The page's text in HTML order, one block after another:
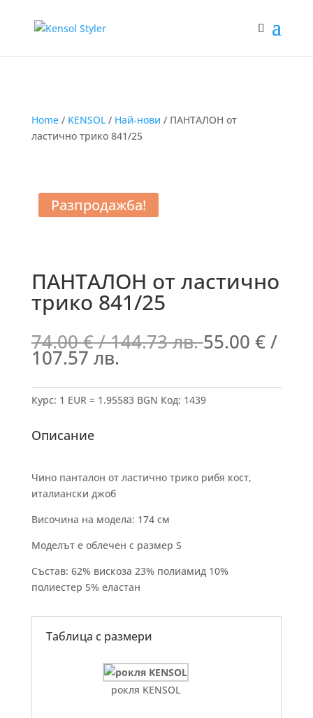
Home/ KENSOL/ Най-нови / ПАНТАЛОН от
ластичнo трико 841/25
Разпродажба!
ПАНТАЛОН от ластичнo
трико 841/25
74.00€/ 144.73 лв.55.00 €/
107.57 лв.
Курс: 1 EUR = 1.95583 BGN Код: 1439
Описание
Чино панталон от ластичнo трико рибя кост,
италиански джоб
Височина на модела: 174 см
Моделът е облечен с размер S
Състав: 62% вискоза 23% полиамид 10%
полиестер 5% еластан
Таблица с размери
рокля KENSOL